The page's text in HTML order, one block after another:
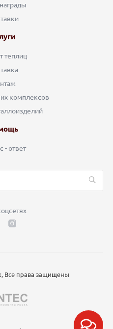
теплиц
комплексов
- ответ
Все права защищены